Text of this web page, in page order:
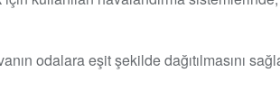
odalara eşit şekilde dağıtılmasını